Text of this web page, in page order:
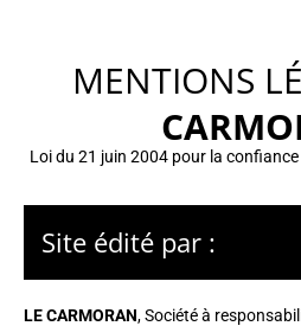
MENTIONS
Loi du 21 juin 2004 pour la
Site édité par :
LE CARMORAN,Société à